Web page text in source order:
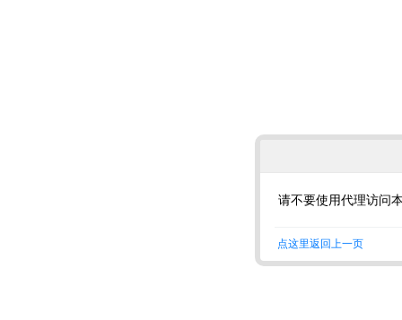
请不要使用代理访问
点这里返回上一页